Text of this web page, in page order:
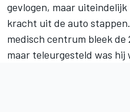
gevlogen, maar uiteindelijk
kracht uit de auto
medisch centrum bleek
maar teleurgesteld was hij